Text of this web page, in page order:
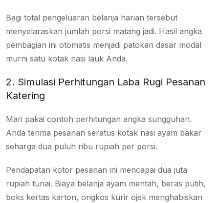
Bagi total pengeluaran belanja harian tersebut
menyelaraskan jumlah porsi matang jadi. Hasil angka
pembagian ini otomatis menjadi patokan dasar modal
murni satu kotak nasi lauk Anda.
2. Simulasi Perhitungan Laba Rugi Pesanan
Katering
Mari pakai contoh perhitungan angka sungguhan.
Anda terima pesanan seratus kotak nasi ayam bakar
seharga dua puluh ribu rupiah per porsi.
Pendapatan kotor pesanan ini mencapai dua juta
rupiah tunai. Biaya belanja ayam mentah, beras putih,
boks kertas karton, ongkos kurir ojek menghabiskan